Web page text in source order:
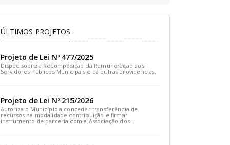
ÚLTIMOS PROJETOS
Projeto de Lei Nº 477/2025
Dispõe sobre a Recomposição da Remuneração dos
Servidores Públicos Municipais e dá outras providências.
Projeto de Lei Nº 215/2026
Autoriza o Município a conceder transferência de
recursos na modalidade contribuição e firmar
instrumento de parceria com a Associação dos